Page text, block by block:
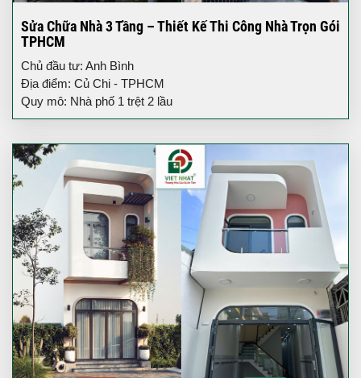
Sửa Chữa Nhà 3 Tầng – Thiết Kế Thi Công Nhà Trọn Gói
TPHCM
Chủ đầu tư: Anh Bình
Địa điểm: Củ Chi - TPHCM
Quy mô: Nhà phố 1 trệt 2 lầu